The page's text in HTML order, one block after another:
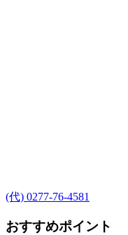
(代) 0277-76-4581
おすすめポイント